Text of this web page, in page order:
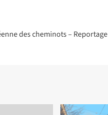
des cheminots – Reportage